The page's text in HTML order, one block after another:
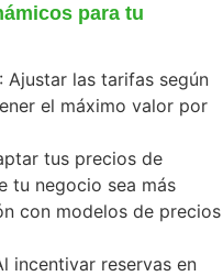
para tu
: Ajustar las tarifas según
el máximo valor por
tus precios de
tu negocio sea más
con modelos de precios
incentivar reservas en